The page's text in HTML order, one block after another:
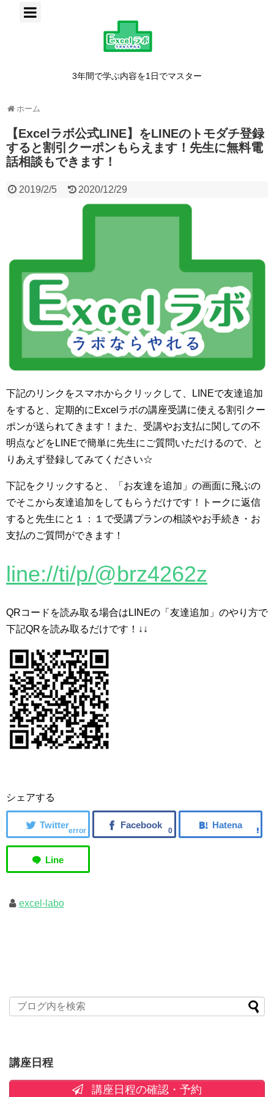
3年間で学ぶ内容を1日でマスター
ホーム
【Excelラボ公式LINE】をLINEのトモダチ登録
すると割引クーポンもらえます！先生に無料電
話相談もできます！
2019/2/5 2020/12/29
下記のリンクをスマホからクリックして、LINEで友達追加
をすると、定期的にExcelラボの講座受講に使える割引クー
ポンが送られてきます！また、受講やお支払に関しての不
明点などをLINEで簡単に先生にご質問いただけるので、と
りあえず登録してみてください☆
下記をクリックすると、「お友達を追加」の画面に飛ぶの
でそこから友達追加をしてもらうだけです！トークに返信
すると先生にと１：１で受講プランの相談やお手続き・お
支払のご質問ができます！
line://ti/p/@brz4262z
QRコードを読み取る場合はLINEの「友達追加」のやり方で
下記QRを読み取るだけです！↓↓
シェアする
error 0
excel-labo
講座日程
講座日程の確認・予約